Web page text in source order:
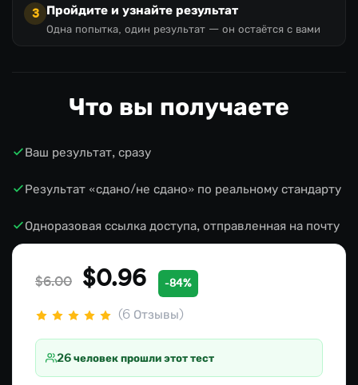
3 Пройдите и узнайте результат
Одна попытка, один результат — он остаётся с вами
Что вы получаете
Ваш результат, сразу
Результат «сдано/не сдано» по реальному стандарту
Одноразовая ссылка доступа, отправленная на почту
$6.00 $0.96 -84%
(6 Отзывы)
26 человек прошли этот тест